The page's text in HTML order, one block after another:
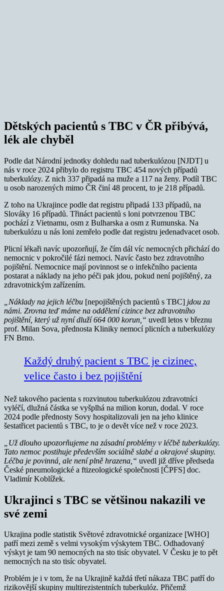
Dětských pacientů s TBC v ČR přibývá,
lék ale chyběl
Podle dat Národní jednotky dohledu nad tuberkulózou [NJDT] u
nás v roce 2024 přibylo do registru TBC 454 nových případů
tuberkulózy. Z nich 337 připadá na muže a 117 na ženy. Podíl TBC
u osob narozených mimo ČR činí 48 procent, to je 218 případů.
Z toho na Ukrajince podle dat registru připadá 133 případů, na
Slováky 16 případů. Třináct pacientů s loni potvrzenou TBC
pochází z Vietnamu, osm z Bulharska a osm z Rumunska. Na
tuberkulózu u nás loni zemřelo podle dat registru jedenadvacet osob.
Plicní lékaři navíc upozorňují, že čím dál víc nemocných přichází do
nemocnic v pokročilé fázi nemoci. Navíc často bez zdravotního
pojištění. Nemocnice mají povinnost se o infekčního pacienta
postarat a náklady na jeho péči pak jdou, pokud není pojištěný, za
zdravotnickým zařízením.
„Náklady na jejich léčbu [nepojištěných pacientů s TBC] jdou za
námi. Zrovna teď máme na oddělení cizince bez zdravotního
pojištění, který už nyní dluží 664 000 korun,“ uvedl letos v březnu
prof. Milan Sova, přednosta Kliniky nemocí plicních a tuberkulózy
FN Brno.
Každý druhý pacient s TBC je cizinec,
velice často i bez pojištění
Než takového pacienta s rozvinutou tuberkulózou zdravotníci
vyléčí, dlužná částka se vyšplhá na milion korun, dodal. V roce
2024 podle přednosty Sovy hospitalizovali jen na jeho klinice
šestatřicet pacientů s TBC, to je o devět více než v roce 2023.
„Už dlouho upozorňujeme na zásadní problémy v léčbě tuberkulózy.
Tato nemoc postihuje především sociálně slabé a okrajové skupiny.
Léčba je povinná, ale není plně hrazena,“ uvedl již dříve předseda
České pneumologické a ftizeologické společnosti [ČPFS] doc.
Vladimír Koblížek.
Ukrajinci s TBC se většinou nakazili ve
své zemi
Ukrajina podle statistik Světové zdravotnické organizace [WHO]
patří mezi země s velmi vysokým výskytem TBC. Odhadovaný
výskyt je tam 90 nemocných na sto tisíc obyvatel. V Česku je to pět
nemocných na sto tisíc obyvatel.
Problém je i v tom, že na Ukrajině každá třetí nákaza TBC patří do
rizikovější skupiny multirezistentních tuberkulóz. Přičemž